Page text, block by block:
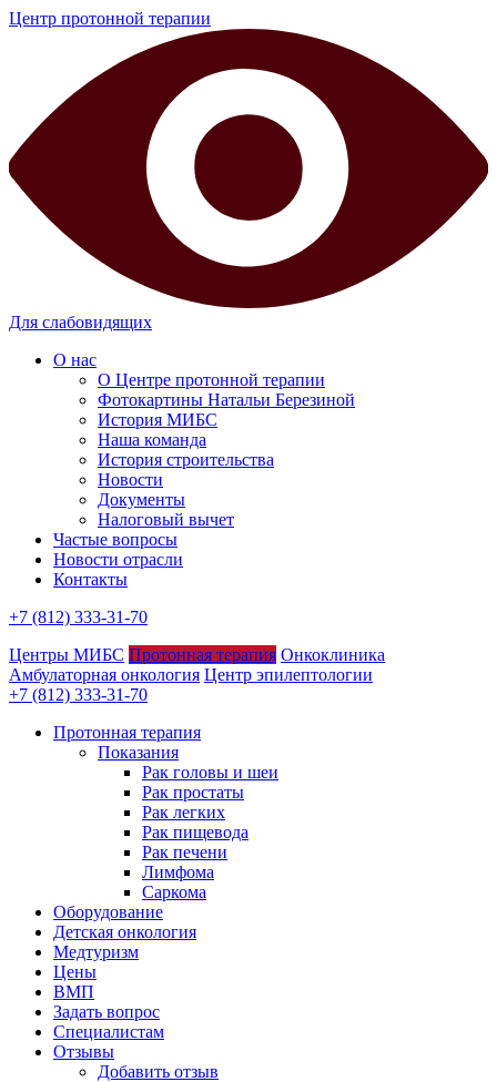
Центр протонной терапии
Для слабовидящих
О нас
О Центре протонной терапии
Фотокартины Натальи Березиной
История МИБС
Наша команда
История строительства
Новости
Документы
Налоговый вычет
Частые вопросы
Новости отрасли
Контакты
+7 (812) 333-31-70
Центры МИБС Протонная терапия Онкоклиника
Амбулаторная онкология Центр эпилептологии
+7 (812) 333-31-70
Протонная терапия
Показания
Рак головы и шеи
Рак простаты
Рак легких
Рак пищевода
Рак печени
Лимфома
Саркома
Оборудование
Детская онкология
Медтуризм
Цены
ВМП
Задать вопрос
Специалистам
Отзывы
Добавить отзыв